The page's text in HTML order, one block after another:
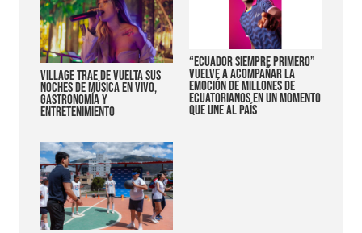
Village trae de vuelta sus
noches de música en vivo,
gastronomía y
entretenimiento
“Ecuador siempre primero”
vuelve a acompañar la
emoción de millones de
ecuatorianos en un momento
que une al país